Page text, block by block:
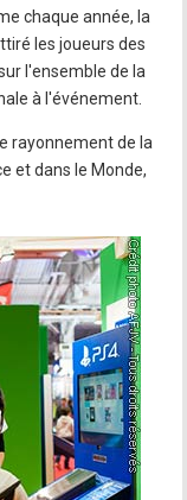
chaque année, la
les joueurs des
l'ensemble de la
à l'événement.
rayonnement de la
et dans le Monde,